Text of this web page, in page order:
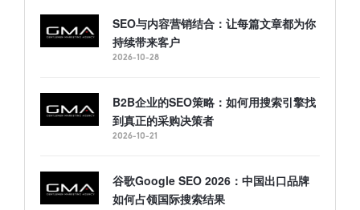
SEO与内容营销结合：让每篇文章都为你
持续带来客户
2026-10-28
B2B企业的SEO策略：如何用搜索引擎找
到真正的采购决策者
2026-10-21
谷歌Google SEO 2026：中国出口品牌
如何占领国际搜索结果